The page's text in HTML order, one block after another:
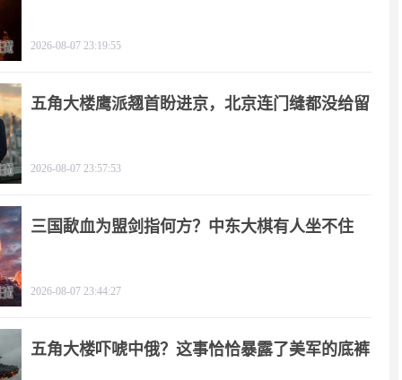
2026-08-07 23:19:55
五角大楼鹰派翘首盼进京，北京连门缝都没给留
2026-08-07 23:57:53
三国歃血为盟剑指何方？中东大棋有人坐不住
2026-08-07 23:44:27
五角大楼吓唬中俄？这事恰恰暴露了美军的底裤